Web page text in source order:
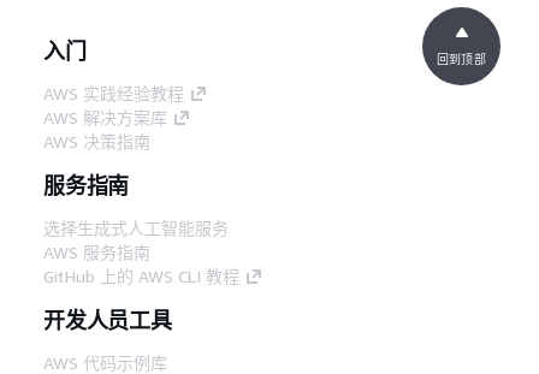
入门
AWS 实践经验教程
AWS 解决方案库
AWS 决策指南
服务指南
选择生成式人工智能服务
AWS 服务指南
GitHub 上的 AWS CLI 教程
开发人员工具
AWS 代码示例库
回到顶部